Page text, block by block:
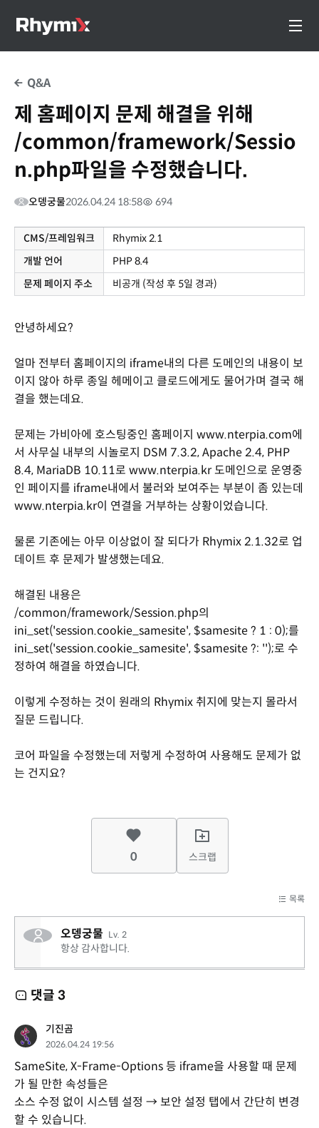
Q&A
제 홈페이지 문제 해결을 위해
/common/framework/Sessio
n.php파일을 수정했습니다.
오뎅궁물2026.04.24 18:58 694
CMS/프레임워크
Rhymix 2.1
개발 언어
PHP 8.4
문제 페이지 주소
비공개 (작성 후 5일 경과)
안녕하세요?
얼마 전부터 홈페이지의 iframe내의 다른 도메인의 내용이 보
이지 않아 하루 종일 헤메이고 클로드에게도 물어가며 결국 해
결을 했는데요.
문제는 가비아에 호스팅중인 홈페이지 www.nterpia.com에
서 사무실 내부의 시놀로지 DSM 7.3.2, Apache 2.4, PHP
8.4, MariaDB 10.11로 www.nterpia.kr 도메인으로 운영중
인 페이지를 iframe내에서 불러와 보여주는 부분이 좀 있는데
www.nterpia.kr이 연결을 거부하는 상황이었습니다.
물론 기존에는 아무 이상없이 잘 되다가 Rhymix 2.1.32로 업
데이트 후 문제가 발생했는데요.
해결된 내용은
/common/framework/Session.php의
ini_set('session.cookie_samesite', $samesite ? 1 : 0);를
ini_set('session.cookie_samesite', $samesite ?: '');로 수
정하여 해결을 하였습니다.
이렇게 수정하는 것이 원래의 Rhymix 취지에 맞는지 몰라서
질문 드립니다.
코어 파일을 수정했는데 저렇게 수정하여 사용해도 문제가 없
는 건지요?
0 스크랩
목록
오뎅궁물 Lv. 2
항상 감사합니다.
댓글 3
기진곰
2026.04.24 19:56
SameSite, X-Frame-Options 등 iframe을 사용할 때 문제
가 될 만한 속성들은
소스 수정 없이 시스템 설정 → 보안 설정 탭에서 간단히 변경
할 수 있습니다.